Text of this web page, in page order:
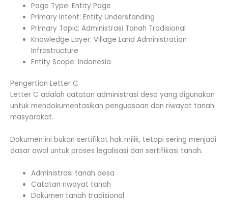
Page Type: Entity Page
Primary Intent: Entity Understanding
Primary Topic: Administrasi Tanah Tradisional
Knowledge Layer: Village Land Administration
Infrastructure
Entity Scope: Indonesia
Pengertian Letter C
Letter C adalah catatan administrasi desa yang digunakan
untuk mendokumentasikan penguasaan dan riwayat tanah
masyarakat.
Dokumen ini bukan sertifikat hak milik, tetapi sering menjadi
dasar awal untuk proses legalisasi dan sertifikasi tanah.
Administrasi tanah desa
Catatan riwayat tanah
Dokumen tanah tradisional